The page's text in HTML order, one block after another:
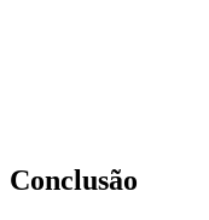
Conclusão